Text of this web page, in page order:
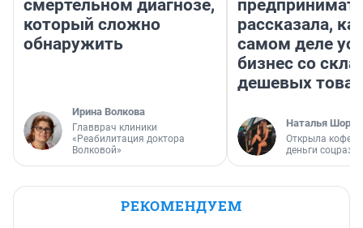
смертельном диагнозе,
который сложно
обнаружить
Ирина Волкова
Главврач клиники
«Реабилитация доктора
Волковой»
рассказала,
самом деле
бизнес со
дешевых
Наталья
Открыла
деньги
РЕКОМЕНДУЕМ